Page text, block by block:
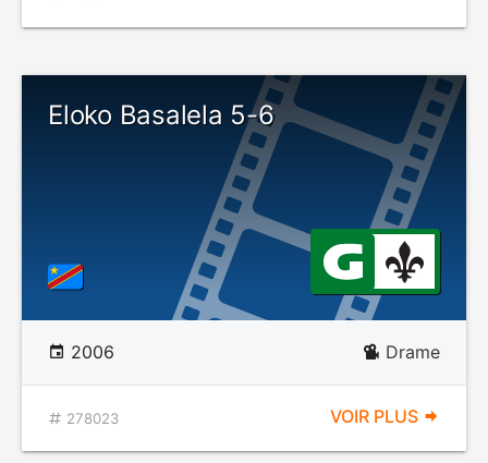
Eloko Basalela 5-6
2006 Drame
278023 VOIR PLUS